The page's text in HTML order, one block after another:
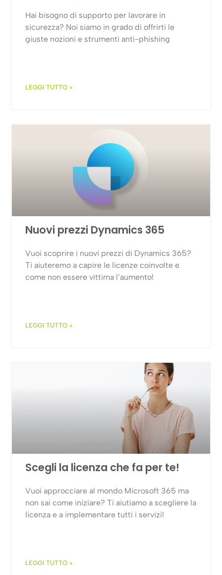
Hai bisogno di supporto per lavorare in
sicurezza? Noi siamo in grado di offrirti le
giuste nozioni e strumenti anti-phishing
LEGGI TUTTO »
Nuovi prezzi Dynamics 365
Vuoi scoprire i nuovi prezzi di Dynamics 365?
Ti aiuteremo a capire le licenze coinvolte e
come non essere vittima l’aumento!
LEGGI TUTTO »
Scegli la licenza che fa per te!
Vuoi approcciare al mondo Microsoft 365 ma
non sai come iniziare? Ti aiutiamo a scegliere la
licenza e a implementare tutti i servizi!
LEGGI TUTTO »